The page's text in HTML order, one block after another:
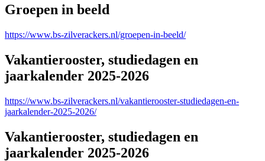
Groepen in beeld
https://www.bs-zilverackers.nl/groepen-in-beeld/
Vakantierooster, studiedagen en
jaarkalender 2025-2026
https://www.bs-zilverackers.nl/vakantierooster-studiedagen-en-
jaarkalender-2025-2026/
Vakantierooster, studiedagen en
jaarkalender 2025-2026